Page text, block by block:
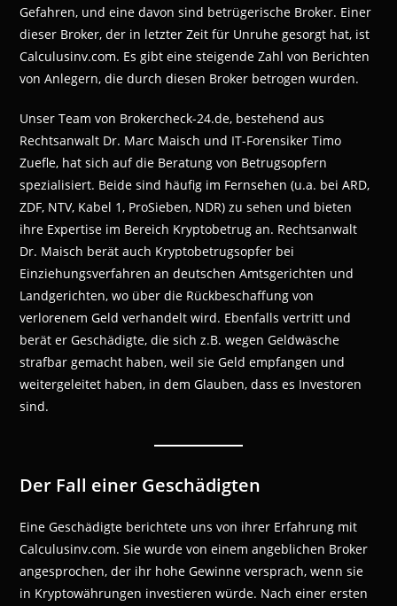
Gefahren, und eine davon sind betrügerische Broker. Einer
dieser Broker, der in letzter Zeit für Unruhe gesorgt hat, ist
Calculusinv.com. Es gibt eine steigende Zahl von Berichten
von Anlegern, die durch diesen Broker betrogen wurden.
Unser Team von Brokercheck-24.de, bestehend aus
Rechtsanwalt Dr. Marc Maisch und IT-Forensiker Timo
Zuefle, hat sich auf die Beratung von Betrugsopfern
spezialisiert. Beide sind häufig im Fernsehen (u.a. bei ARD,
ZDF, NTV, Kabel 1, ProSieben, NDR) zu sehen und bieten
ihre Expertise im Bereich Kryptobetrug an. Rechtsanwalt
Dr. Maisch berät auch Kryptobetrugsopfer bei
Einziehungsverfahren an deutschen Amtsgerichten und
Landgerichten, wo über die Rückbeschaffung von
verlorenem Geld verhandelt wird. Ebenfalls vertritt und
berät er Geschädigte, die sich z.B. wegen Geldwäsche
strafbar gemacht haben, weil sie Geld empfangen und
weitergeleitet haben, in dem Glauben, dass es Investoren
sind.
Der Fall einer Geschädigten
Eine Geschädigte berichtete uns von ihrer Erfahrung mit
Calculusinv.com. Sie wurde von einem angeblichen Broker
angesprochen, der ihr hohe Gewinne versprach, wenn sie
in Kryptowährungen investieren würde. Nach einer ersten